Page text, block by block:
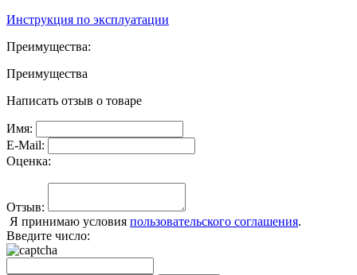
Инструкция по эксплуатации
Преимущества:
Преимущества
Написать отзыв о товаре
Имя:
E-Mail:
Оценка:
Отзыв:
Я принимаю условия пользовательского соглашения.
Введите число: